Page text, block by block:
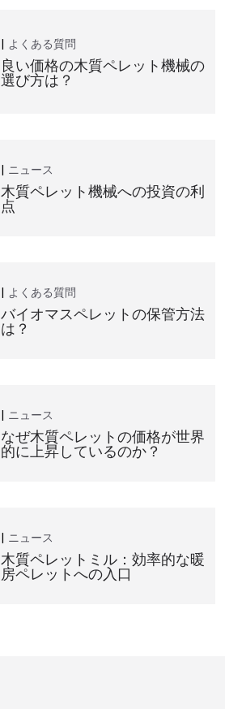
よくある質問
良い価格の木質ペレット機械の
選び方は？
ニュース
木質ペレット機械への投資の利
点
よくある質問
バイオマスペレットの保管方法
は？
ニュース
なぜ木質ペレットの価格が世界
的に上昇しているのか？
ニュース
木質ペレットミル：効率的な暖
房ペレットへの入口